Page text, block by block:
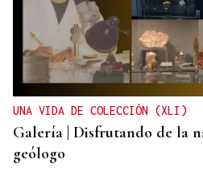
UNA VIDA DE COLECCIÓN (XLI)
Galería | Disfrutando de la
geólogo